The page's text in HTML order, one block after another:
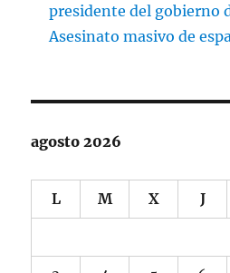
presidente del gobierno
Asesinato masivo de
agosto 2026
L M X J